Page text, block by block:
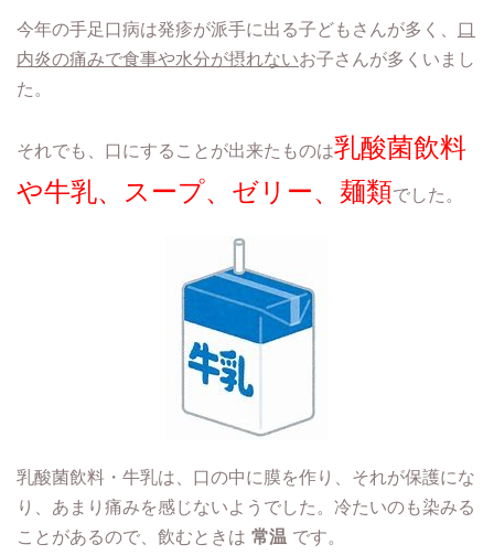
今年の手足口病は発疹が派手に出る子どもさんが多く、 口
内炎の痛みで食事や水分が摂れないお子さんが多くいまし
た。
それでも、口にすることが出来たものは乳酸菌飲料
や牛乳、スープ、ゼリー、麺類でした。
乳酸菌飲料・牛乳は、口の中に膜を作り、それが保護にな
り、あまり痛みを感じないようでした。冷たいのも染みる
ことがあるので、飲むときは 常温 です。